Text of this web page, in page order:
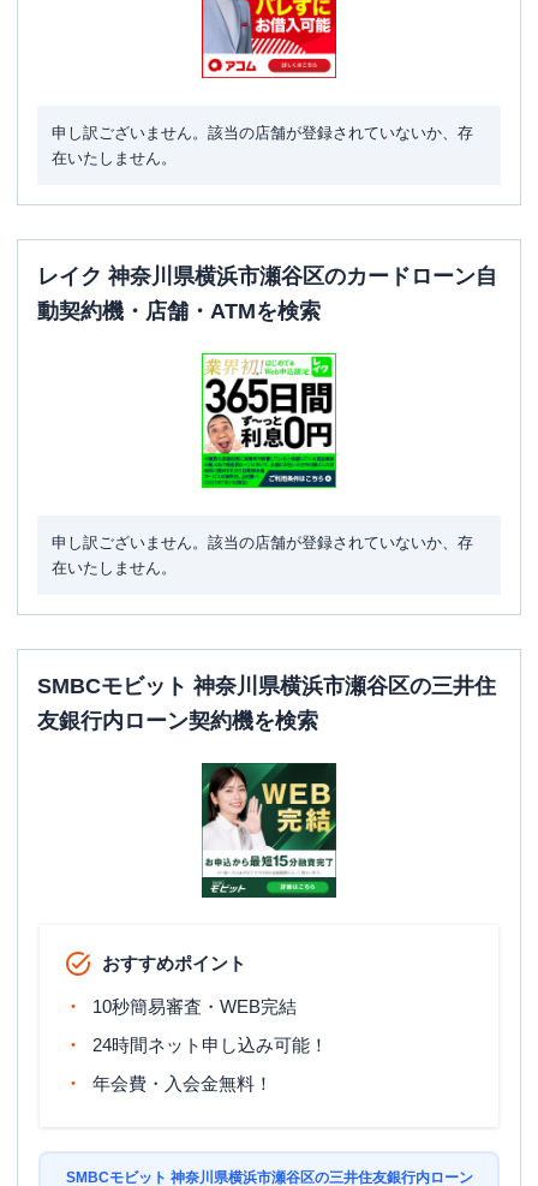
申し訳ございません。該当の店舗が登録されていないか、存
在いたしません。
レイク 神奈川県横浜市瀬谷区のカードローン自
動契約機・店舗・ATMを検索
申し訳ございません。該当の店舗が登録されていないか、存
在いたしません。
SMBCモビット 神奈川県横浜市瀬谷区の三井住
友銀行内ローン契約機を検索
おすすめポイント
10秒簡易審査・WEB完結
24時間ネット申し込み可能！
年会費・入会金無料！
SMBCモビット 神奈川県横浜市瀬谷区の三井住友銀行内ローン